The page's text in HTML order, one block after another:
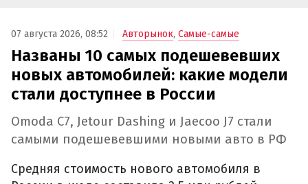
07 августа 2026, 08:52 Авторынок, Самые-самые
Названы 10 самых подешевевших
новых автомобилей: какие модели
стали доступнее в России
Omoda C7, Jetour Dashing и Jaecoo J7 стали
самыми подешевевшими новыми авто в РФ
Средняя стоимость нового автомобиля в